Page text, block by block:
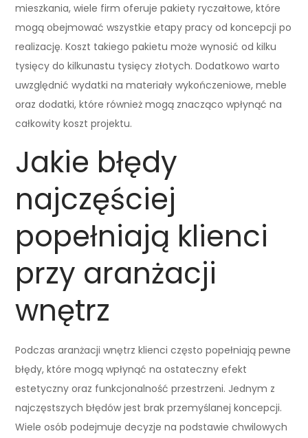
mieszkania, wiele firm oferuje pakiety ryczałtowe, które
mogą obejmować wszystkie etapy pracy od koncepcji po
realizację. Koszt takiego pakietu może wynosić od kilku
tysięcy do kilkunastu tysięcy złotych. Dodatkowo warto
uwzględnić wydatki na materiały wykończeniowe, meble
oraz dodatki, które również mogą znacząco wpłynąć na
całkowity koszt projektu.
Jakie błędy
najczęściej
popełniają klienci
przy aranżacji
wnętrz
Podczas aranżacji wnętrz klienci często popełniają pewne
błędy, które mogą wpłynąć na ostateczny efekt
estetyczny oraz funkcjonalność przestrzeni. Jednym z
najczęstszych błędów jest brak przemyślanej koncepcji.
Wiele osób podejmuje decyzje na podstawie chwilowych